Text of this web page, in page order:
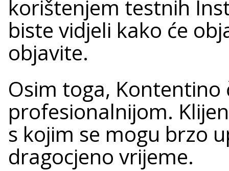
korištenjem testnih
biste vidjeli kako će
objavite.
Osim toga, Kontentino
profesionalnijom.
s kojim se mogu brzo
dragocjeno vrijeme.